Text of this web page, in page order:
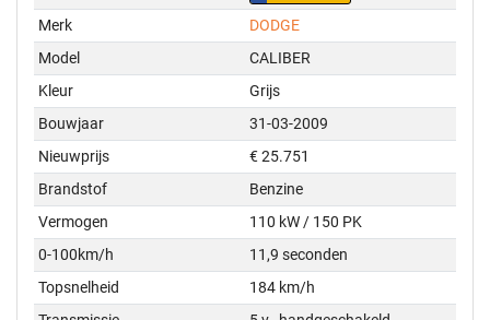
Merk
DODGE
Model
CALIBER
Kleur
Grijs
Bouwjaar
31-03-2009
Nieuwprijs
€ 25.751
Brandstof
Benzine
Vermogen
110 kW / 150 PK
0-100km/h
11,9 seconden
Topsnelheid
184 km/h